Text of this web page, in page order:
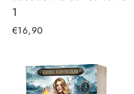
1
€16,90